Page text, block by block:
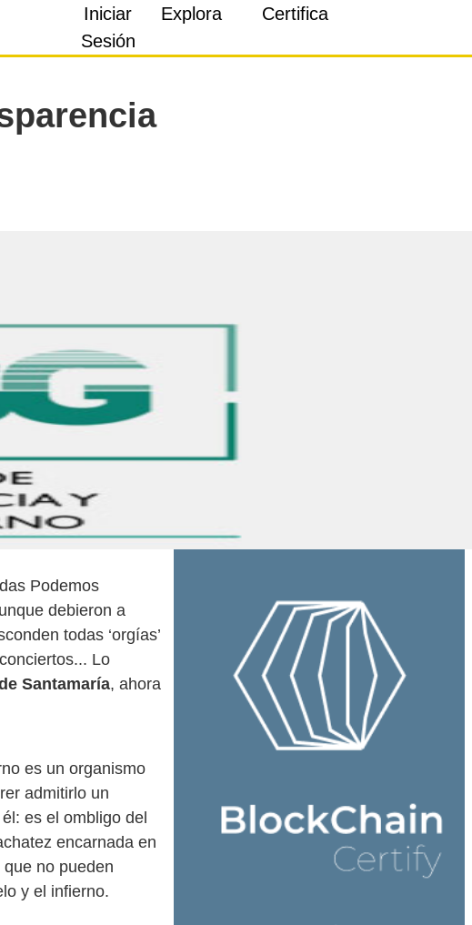
Iniciar
Sesión
Explora Certifica
Podemos
debieron a
todas ‘orgías’
Lo
Santamaría, ahora
es un organismo
admitirlo un
es el ombligo del
encarnada en
no pueden
y el infierno.